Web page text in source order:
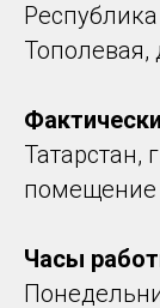
Татарстан,
помещение
Часы